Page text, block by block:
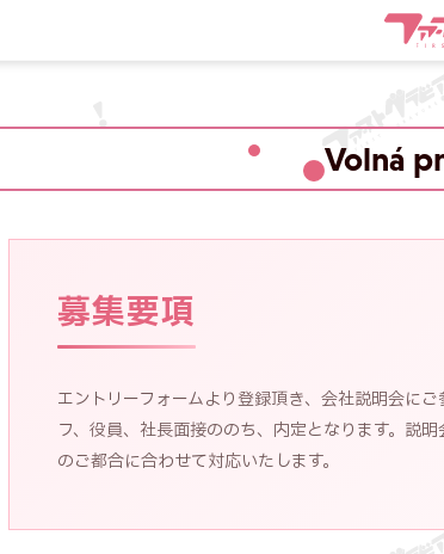
Volná
募集要項
エントリーフォームより登録頂き、会社説明会に
フ、役員、社長面接ののち、内定となります。説
のご都合に合わせて対応いたします。